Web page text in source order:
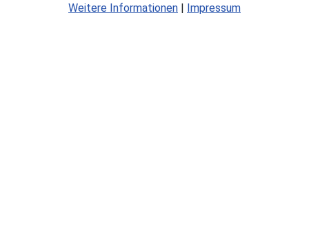
Weitere Informationen | Impressum